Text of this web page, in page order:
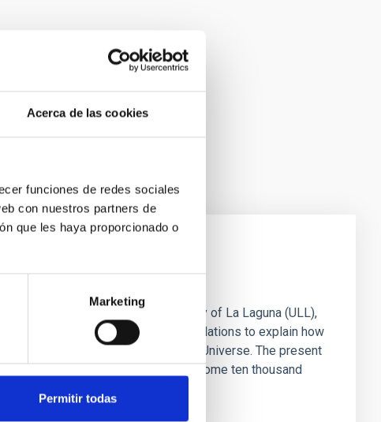
Acerca de las cookies
funciones de redes sociales
con nuestros partners de
que les haya proporcionado o
Marketing
Permitir todas
Canarias (IAC) and the University of La Laguna (ULL),
Observatory, and computer simulations to explain how
violent stages of the history of the Universe. The present
by important mergers of galaxies some ten thousand